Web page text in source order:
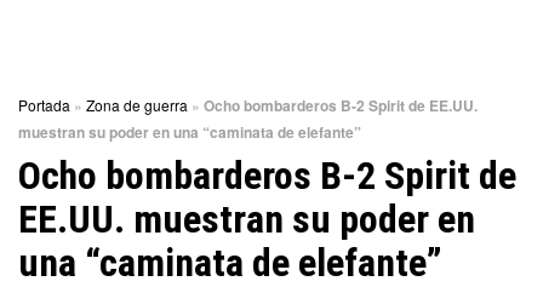
Portada » Zona de guerra » Ocho bombarderos B-2 Spirit de EE.UU.
muestran su poder en una “caminata de elefante”
Ocho bombarderos B-2 Spirit de
EE.UU. muestran su poder en
una “caminata de elefante”